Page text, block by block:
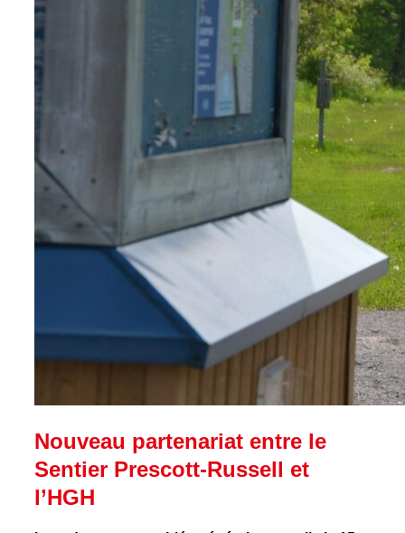
Nouveau partenariat entre le
Sentier Prescott-Russell et
l’HGH